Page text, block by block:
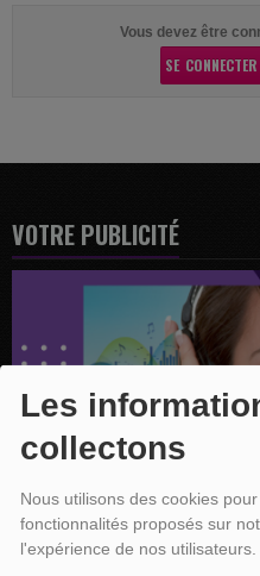
Les
collectons
Nous utilisons des cookies
fonctionnalités proposés sur
l'expérience de nos utilisateurs.
Vous devez être
SE CONNECTER
VOTRE PUBLICITÉ